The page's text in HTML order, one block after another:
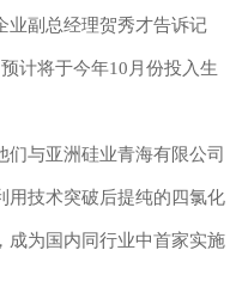
业副总经理贺秀才告诉记
计将于今年10月份投入生
与亚洲硅业青海有限公司
用技术突破后提纯的四氯化
成为国内同行业中首家实施